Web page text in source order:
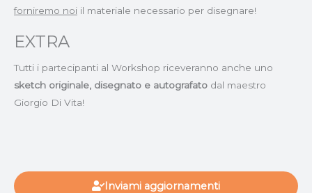
forniremo noi il materiale necessario per disegnare!
EXTRA
Tutti i partecipanti al Workshop riceveranno anche uno
sketch originale, disegnato e autografato dal maestro
Giorgio Di Vita!
Inviami aggiornamenti